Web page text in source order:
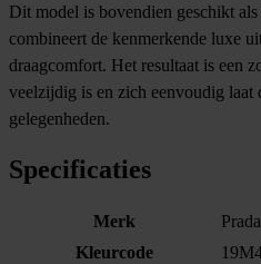
Dit model is bovendien geschikt
combineert de kenmerkende luxe
draagcomfort. Het resultaat is een
veelzijdig is en zich eenvoudig laat
gelegenheden.
Specificaties
Merk
Prada
Kleurcode